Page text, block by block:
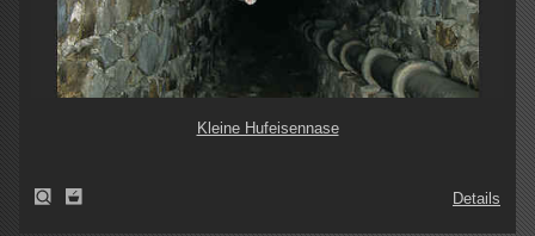
Kleine Hufeisennase
Details